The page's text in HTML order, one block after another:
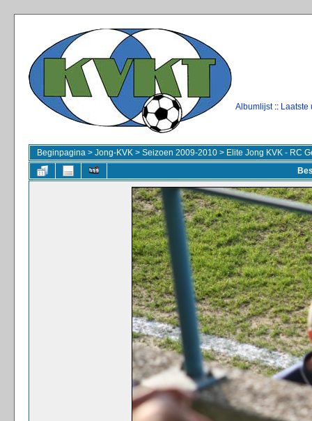
Albumlijst:: Laatste
Beginpagina > Jong-KVK > Seizoen 2009-2010 > Elite Jong KVK - RC